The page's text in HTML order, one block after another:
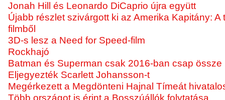
Jonah Hill és Leonardo DiCaprio újra együtt
Újabb részlet szivárgott ki az Amerika Kapitány: A
filmből
3D-s lesz a Need for Speed-film
Rockhajó
Batman és Superman csak 2016-ban csap össze
Eljegyezték Scarlett Johansson-t
Megérkezett a Megdönteni Hajnal Tímeát
Több országot is érint a Bosszúállók folytatása